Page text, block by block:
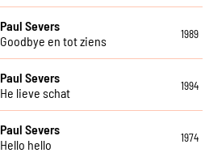
Paul Severs
Goodbye en tot ziens
1989
Paul Severs
He lieve schat
1994
Paul Severs
Hello hello
1974